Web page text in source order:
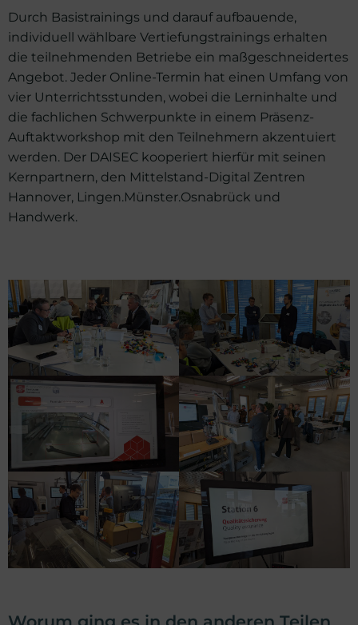
Durch Basistrainings und darauf aufbauende,
individuell wählbare Vertiefungstrainings erhalten
die teilnehmenden Betriebe ein maßgeschneidertes
Angebot. Jeder Online-Termin hat einen Umfang von
vier Unterrichtsstunden, wobei die Lerninhalte und
die fachlichen Schwerpunkte in einem Präsenz-
Auftaktworkshop mit den Teilnehmern akzentuiert
werden. Der DAISEC kooperiert hierfür mit seinen
Kernpartnern, den Mittelstand-Digital Zentren
Hannover, Lingen.Münster.Osnabrück und
Handwerk.